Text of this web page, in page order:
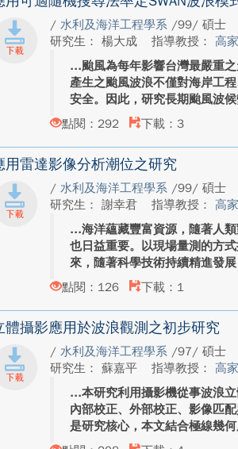
/水利及海洋工程學系 /99/ 碩士
研究生： 楊大成
指導教授：高
颱風為每年影響台灣最嚴重
產生之颱風波浪不僅對海岸工
安全。因此，研究長期颱風波
點閱：292
下載：3
用雷達影像分析潮位之研究
/水利及海洋工程學系 /99/ 碩士
研究生： 謝幸君
指導教授：高
海洋蘊藏豐富資源，隨著人
也日益重要。以現場量測的方
來，隨著科學技術持續精進發
點閱：126
下載：1
體攝影應用於波浪觀測之初步研究
/水利及海洋工程學系 /97/ 碩士
研究生： 蘇嘉平
指導教授：高
本研究利用攝影機從事波浪
內部校正、外部校正、影像匹
是研究核心，本文結合極線幾